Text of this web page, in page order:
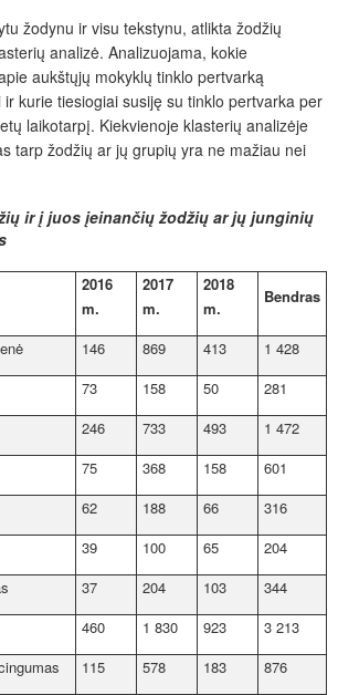
žodynu ir visu tekstynu, atlikta žodžių
analizė. Analizuojama, kokie
aukštųjų mokyklų tinklo pertvarką
kurie tiesiogiai susiję su tinklo pertvarka per
laikotarpį. Kiekvienoje klasterių analizėje
tarp žodžių ar jų grupių yra ne mažiau nei
ir į juos įeinančių žodžių ar jų junginių
2016
m.
2017
m.
2018
m.
Bendras
146 869 413
1 428
73 158 50
281
246 733 493
1 472
75 368 158
601
62 188 66
316
39 100 65
204
37 204 103
344
460 1 830 923
3 213
115 578 183
876